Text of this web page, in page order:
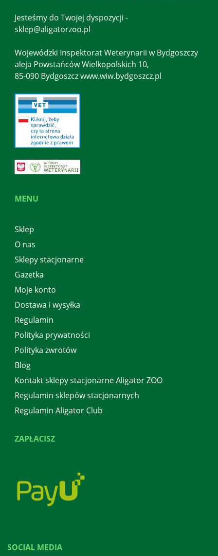
MENU
Sklep
O nas
Sklepy stacjonarne
Gazetka
Moje konto
Dostawa i wysyłka
Regulamin
Polityka prywatności
Polityka zwrotów
Blog
Kontakt sklepy stacjonarne Aligator ZOO
Regulamin sklepów stacjonarnych
Regulamin Aligator Club
ZAPŁACISZ
Jesteśmy do Twojej dyspozycji -
sklep@aligatorzoo.pl
Wojewódzki Inspektorat Weterynarii w Bydgoszczy
aleja Powstańców Wielkopolskich 10,
85-090 Bydgoszcz www.wiw.bydgoszcz.pl
SOCIAL MEDIA